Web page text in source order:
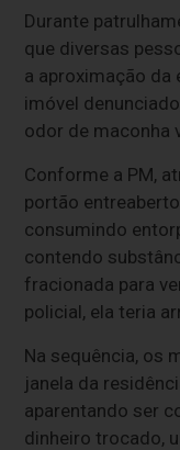
Durante
que diversas
a aproximação da
imóvel
odor de maconha
Conforme a PM,
portão
consumindo
contendo
fracionada para
policial, ela teria
Na sequência, os
janela da
aparentando ser
dinheiro trocado,